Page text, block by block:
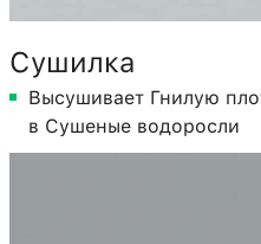
Сушилка
Высушивает Гнилую
в Сушеные водоросли